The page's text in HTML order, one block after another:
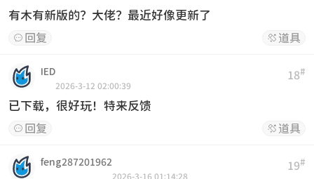
有木有新版的？大佬？最近好像更新了
 回复  道具
18#
IED
2026-3-12 02:00:39
已下载，很好玩！特来反馈
 回复  道具
19#
feng287201962
2026-3-16 01:14:28